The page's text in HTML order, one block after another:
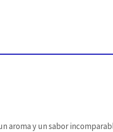
aroma y un sabor